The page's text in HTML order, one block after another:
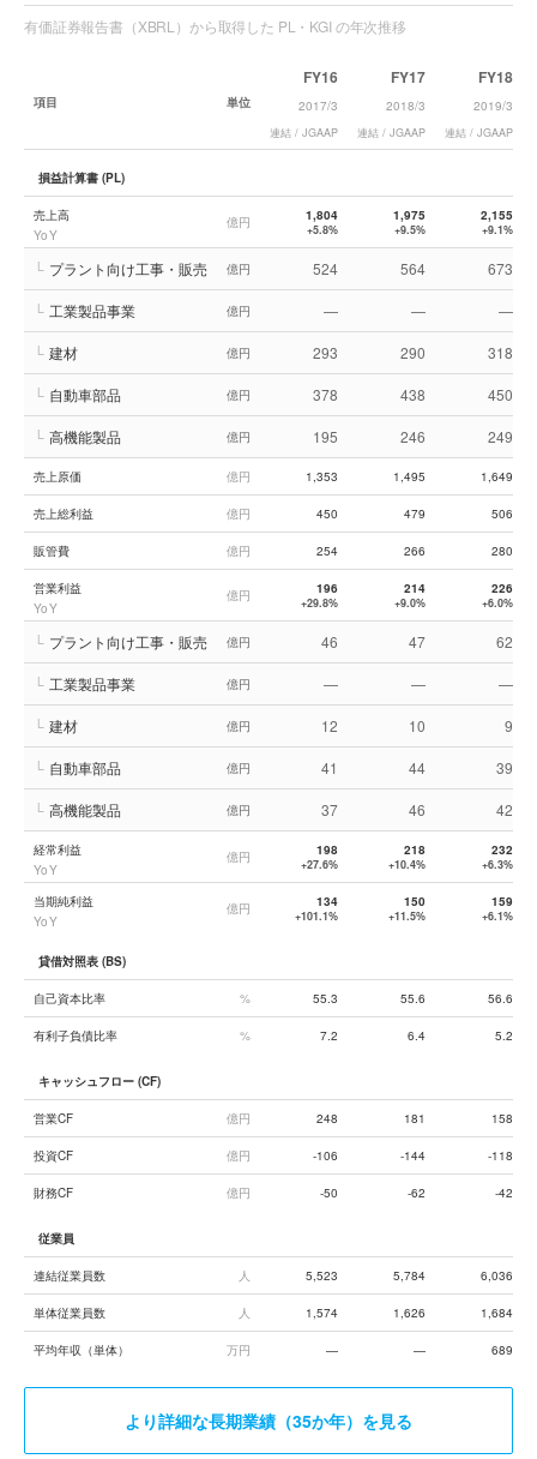
有価証券報告書（XBRL）から取得した PL・KGI の年次推移
項目 単位
FY16
2017/3
連結 / JGAAP
FY17
2018/3
連結 / JGAAP
FY18
2019/3
連結 / JGAAP
損益計算書 (PL)
売上高
YoY
億円 1,804
+5.8%
1,975
+9.5%
2,155
+9.1%
└ プラント向け工事・販売 億円 524 564 673
└ 工業製品事業 億円 — — —
└ 建材 億円 293 290 318
└ 自動車部品 億円 378 438 450
└ 高機能製品 億円 195 246 249
売上原価 億円 1,353 1,495 1,649
売上総利益 億円 450 479 506
販管費 億円 254 266 280
営業利益
YoY
億円 196
+29.8%
214
+9.0%
226
+6.0%
└ プラント向け工事・販売 億円 46 47 62
└ 工業製品事業 億円 — — —
└ 建材 億円 12 10 9
└ 自動車部品 億円 41 44 39
└ 高機能製品 億円 37 46 42
経常利益
YoY
億円 198
+27.6%
218
+10.4%
232
+6.3%
当期純利益
YoY
億円 134
+101.1%
150
+11.5%
159
+6.1%
貸借対照表 (BS)
自己資本比率 % 55.3 55.6 56.6
有利子負債比率 % 7.2 6.4 5.2
キャッシュフロー (CF)
営業CF 億円 248 181 158
投資CF 億円 -106 -144 -118
財務CF 億円 -50 -62 -42
従業員
連結従業員数 人 5,523 5,784 6,036
単体従業員数 人 1,574 1,626 1,684
平均年収（単体） 万円 — — 689
より詳細な長期業績（35か年）を見る